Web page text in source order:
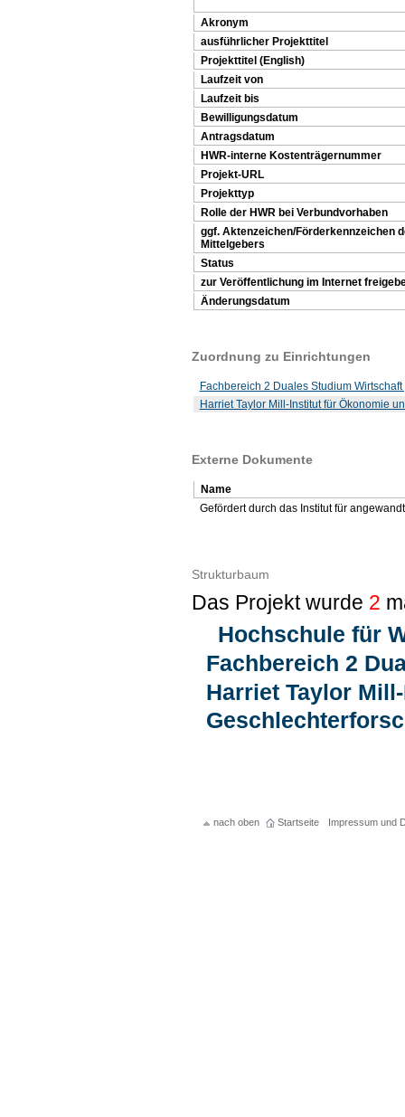
Akronym
ausführlicher Projekttitel
Projekttitel (English)
Laufzeit von
Laufzeit bis
Bewilligungsdatum
Antragsdatum
HWR-interne Kostenträgernummer
Projekt-URL
Projekttyp
Rolle der HWR bei Verbundvorhaben
ggf. Aktenzeichen/Förderkennzeichen
Mittelgebers
Status
zur Veröffentlichung im Internet
Änderungsdatum
Zuordnung zu Einrichtungen
Fachbereich 2 Duales Studium Wirtschaft
Harriet Taylor Mill-Institut für Ökonomie
Externe Dokumente
Name
Gefördert durch das Institut für
Strukturbaum
Das Projekt wurde 2
Hochschule für
Fachbereich 2
Harriet Taylor
nach oben Startseite Impressum und